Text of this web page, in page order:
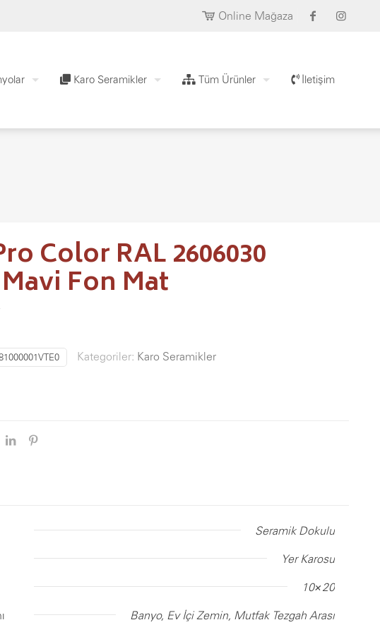
Online Mağaza
Karo Seramikler Tüm Ürünler İletişim
Color RAL 2606030
Fon Mat
Kategoriler: Karo Seramikler
Seramik Dokulu
Yer Karosu
10×20
Banyo, Ev İçi Zemin, Mutfak Tezgah Arası